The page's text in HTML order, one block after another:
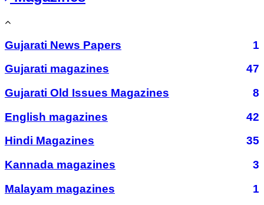
Gujarati News Papers
1
Gujarati magazines
47
Gujarati Old Issues Magazines
8
English magazines
42
Hindi Magazines
35
Kannada magazines
3
Malayam magazines
1